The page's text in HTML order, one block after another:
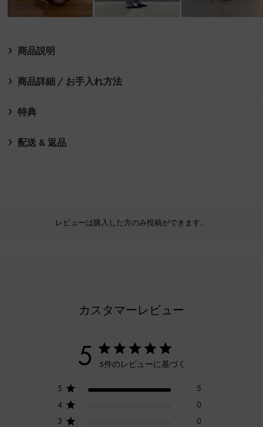
商品説明
商品詳細 / お手入れ方法
特典
配送 & 返品
レビューは購入した方のみ投稿ができます。
カスタマーレビュー
5 5件のレビューに基づく
5
5
4
0
3
0